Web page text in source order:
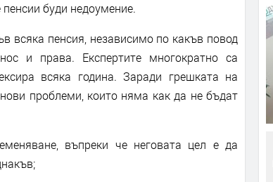
буди недоумение.
всяка пенсия, независимо по какъв повод
и права. Експертите многократно са
всяка година. Заради грешката на
проблеми, които няма как да не бъдат
въпреки че неговата цел е да